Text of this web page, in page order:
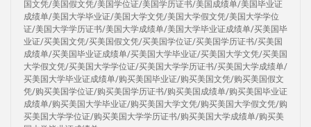
国文凭/美国假文凭/美国学位证/美国学历证书/美国成绩单/美国毕业证
成绩单/美国大学毕业证/美国大学文凭/美国大学假文凭/美国大学学位
证/美国大学学历证书/美国大学成绩单/美国大学毕业证成绩单/买美国毕
业证/买美国文凭/买美国假文凭/买美国学位证/买美国学历证书/买美国
成绩单/买美国毕业证成绩单/买美国大学毕业证/买美国大学文凭/买美国
大学假文凭/买美国大学学位证/买美国大学学历证书/买美国大学成绩单/
买美国大学毕业证成绩单/购买美国毕业证/购买美国文凭/购买美国假文
凭/购买美国学位证/购买美国学历证书/购买美国成绩单/购买美国毕业证
成绩单/购买美国大学毕业证/购买美国大学文凭/购买美国大学假文凭/购
买美国大学学位证/购买美国大学学历证书/购买美国大学成绩单/购买美